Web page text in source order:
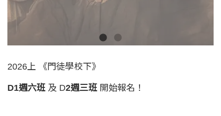
2026上 《門徒學校下》
D1週六班 及 D2週三班 開始報名！